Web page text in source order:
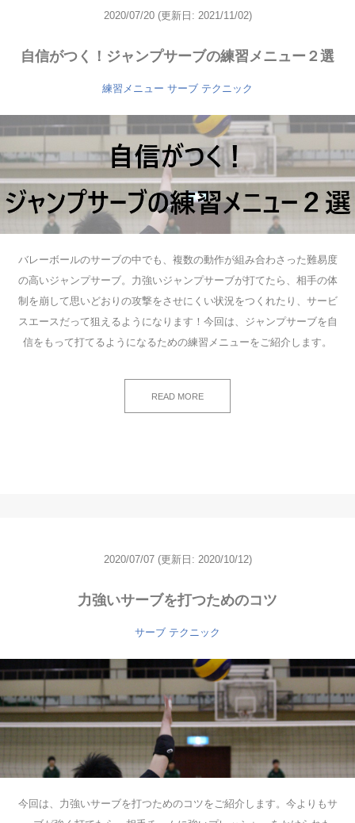
2020/07/20 (更新日: 2021/11/02)
自信がつく！ジャンプサーブの練習メニュー２選
練習メニュー サーブ テクニック
バレーボールのサーブの中でも、複数の動作が組み合わさった難易度
の高いジャンプサーブ。力強いジャンプサーブが打てたら、相手の体
制を崩して思いどおりの攻撃をさせにくい状況をつくれたり、サービ
スエースだって狙えるようになります！今回は、ジャンプサーブを自
信をもって打てるようになるための練習メニューをご紹介します。
READ MORE
2020/07/07 (更新日: 2020/10/12)
力強いサーブを打つためのコツ
サーブ テクニック
今回は、力強いサーブを打つためのコツをご紹介します。今よりもサ